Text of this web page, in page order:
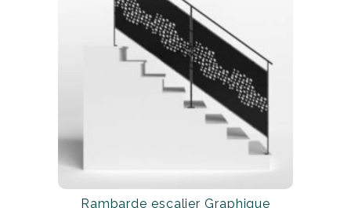
Rambarde escalier Graphique